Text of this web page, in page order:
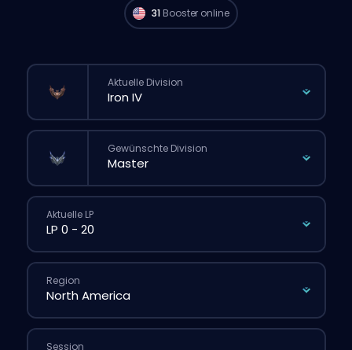
31 Booster online
Aktuelle Division
Gewünschte Division
Aktuelle LP
Region
Session